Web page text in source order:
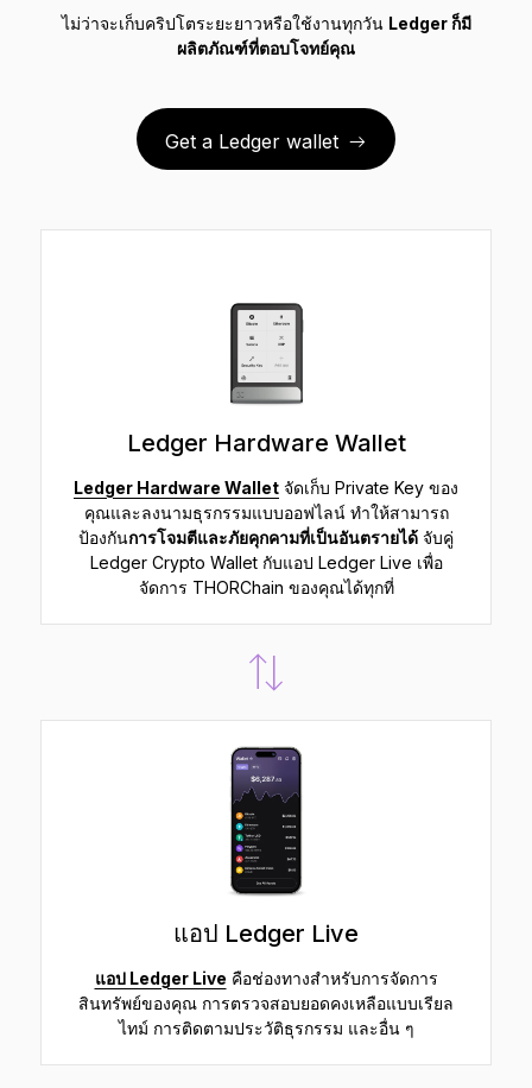
ไม่ว่าจะเก็บคริปโตระยะยาวหรือใช้งานทุกวัน Ledger ก็มี
ผลิตภัณฑ์ที่ตอบโจทย์คุณ
Get a Ledger wallet
Ledger Hardware Wallet
Ledger Hardware Wallet จัดเก็บ Private Key ของ
คุณและลงนามธุรกรรมแบบออฟไลน์ ทำให้สามารถ
ป้องกันการโจมตีและภัยคุกคามที่เป็นอันตรายได้ จับคู่
Ledger Crypto Wallet กับแอป Ledger Live เพื่อ
จัดการ THORChain ของคุณได้ทุกที่
แอป Ledger Live
แอป Ledger Live คือช่องทางสำหรับการจัดการ
สินทรัพย์ของคุณ การตรวจสอบยอดคงเหลือแบบเรียล
ไทม์ การติดตามประวัติธุรกรรม และอื่น ๆ